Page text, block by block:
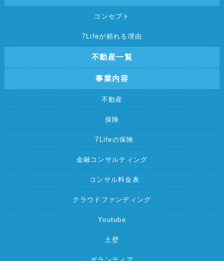
コンセプト
7Lifeが頼れる理由
不動産一覧
事業内容
不動産
保険
7Lifeの保険
金融コンサルティング
コンサル料金表
クラウドファンディング
Youtube
土壁